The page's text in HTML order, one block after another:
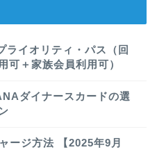
ライオリティ・パス（回
可＋家族会員利用可）
ダイナースカードの選
ージ方法 【2025年9月